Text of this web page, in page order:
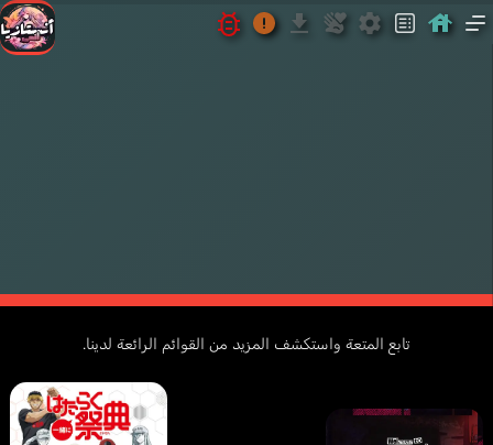
تابع المتعة واستكشف المزيد من القوائم الرائعة لدينا.